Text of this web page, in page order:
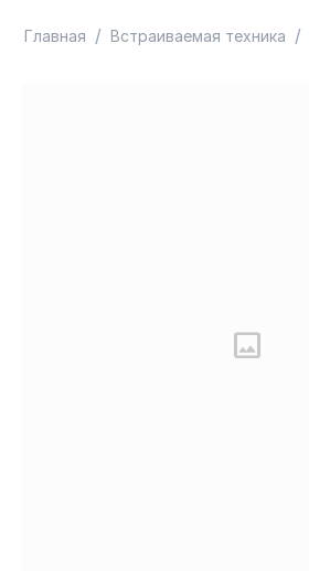
Главная / Встраиваемая техника /